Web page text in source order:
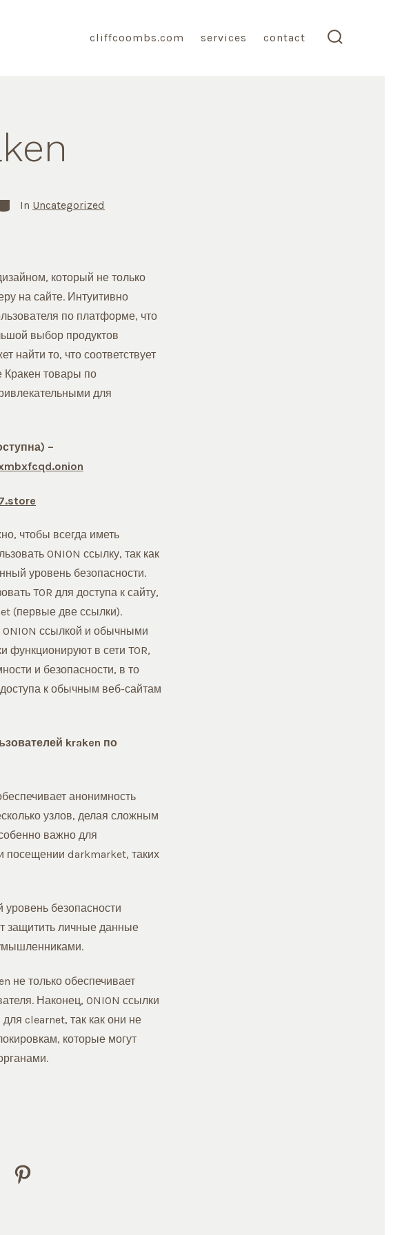
cliffcoombs.com services contact
In Uncategorized
который не только
на сайте. Интуитивно
по платформе, что
выбор продуктов
найти то, что соответствует
Кракен товары по
для
–
чтобы всегда иметь
ONION ссылку, так как
уровень безопасности.
TOR для доступа к сайту,
(первые две ссылки).
ссылкой и обычными
функционируют в сети TOR,
и безопасности, в то
к обычным веб-сайтам
kraken по
анонимность
узлов, делая сложным
важно для
посещении darkmarket, таких
безопасности
защитить личные данные
не только обеспечивает
Наконец, ONION ссылки
clearnet, так как они не
которые могут
Open